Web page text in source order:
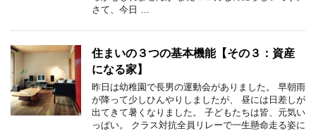
さて、今日 …
住まいの３つの基本機能【その３：資産
になる家】
昨日は幼稚園で長男の運動会がありました。 早朝雨
が降って少しひんやりしましたが、 昼には日差しが
出てきて暑くなりました。 子どもたちは皆、元気い
っぱい。 クラス対抗全員リレーで一生懸命走る姿に